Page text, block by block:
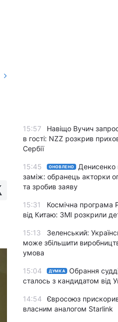
15:57
Навіщо Вучич
в гості: NZZ розкрив
Сербії
15:45 ОНОВЛЕНО
Денисенко
заміж: обранець акторки
та зробив заяву
15:31
Космічна програма
від Китаю: ЗМІ розкрили
15:13
Зеленський:
може збільшити
умова
15:04 ДУМКА
Обрання
сталось з кандидатом від
14:54
Євросоюз
власним аналогом Starlink